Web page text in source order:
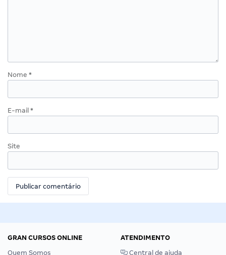
Nome *
E-mail *
Site
GRAN CURSOS ONLINE
Quem Somos
ATENDIMENTO
Central de ajuda